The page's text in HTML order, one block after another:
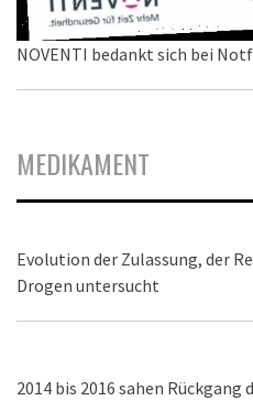
NOVENTI bedankt sich bei
MEDIKAMENT
Evolution der Zulassung, der
Drogen untersucht
2014 bis 2016 sahen Rückgang